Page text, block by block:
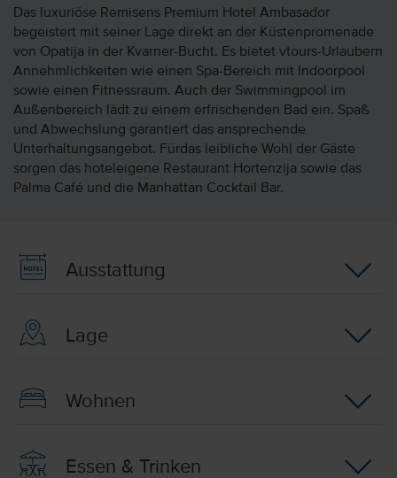
Das luxuriöse Remisens Premium Hotel Ambasador
begeistert mit seiner Lage direkt an der Küstenpromenade
von Opatija in der Kvarner-Bucht. Es bietet vtours-Urlaubern
Annehmlichkeiten wie einen Spa-Bereich mit Indoorpool
sowie einen Fitnessraum. Auch der Swimmingpool im
Außenbereich lädt zu einem erfrischenden Bad ein. Spaß
und Abwechslung garantiert das ansprechende
Unterhaltungsangebot. Fürdas leibliche Wohl der Gäste
sorgen das hoteleigene Restaurant Hortenzija sowie das
Palma Café und die Manhattan Cocktail Bar.
Ausstattung
Lage
Wohnen
Essen & Trinken